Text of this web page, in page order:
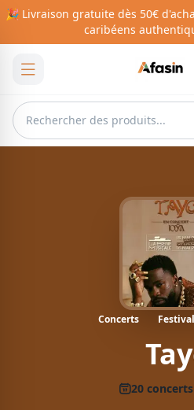
🎉 Livraison gratuite dès 50€
caribéens
Concerts
20 concerts